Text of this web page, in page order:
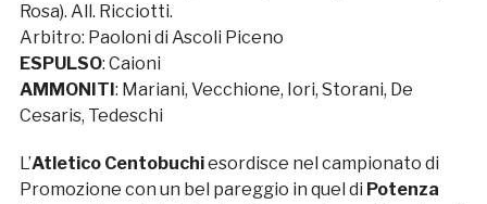
Rosa). All. Ricciotti.
Arbitro: Paoloni di Ascoli Piceno
ESPULSO: Caioni
AMMONITI : Mariani, Vecchione, Iori, Storani, De
Cesaris, Tedeschi
L’Atletico Centobuchiesordisce nel campionato di
Promozione con un bel pareggio in quel di Potenza